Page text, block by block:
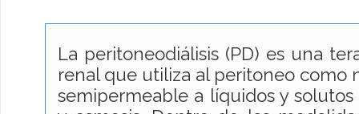
La peritoneodiálisis (PD) es una
renal que utiliza al peritoneo como
semipermeable a líquidos y